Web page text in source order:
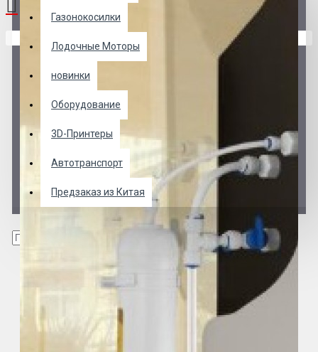
Газонокосилки
Лодочные Моторы
новинки
Оборудование
3D-Принтеры
Автотранспорт
Предзаказ из Китая